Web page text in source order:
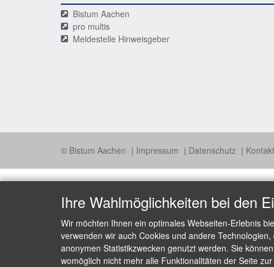
Bistum Aachen
pro multis
Meldestelle Hinweisgeber
© Bistum Aachen Impressum Datenschutz Kontakt
Ihre Wahlmöglichkeiten bei den
Wir möchten Ihnen ein optimales Webseiten-Erlebnis
verwenden wir auch Cookies und andere
anonymen Statistikzwecken genutzt werden. Sie
womöglich nicht mehr alle Funktionalitäten der Seite